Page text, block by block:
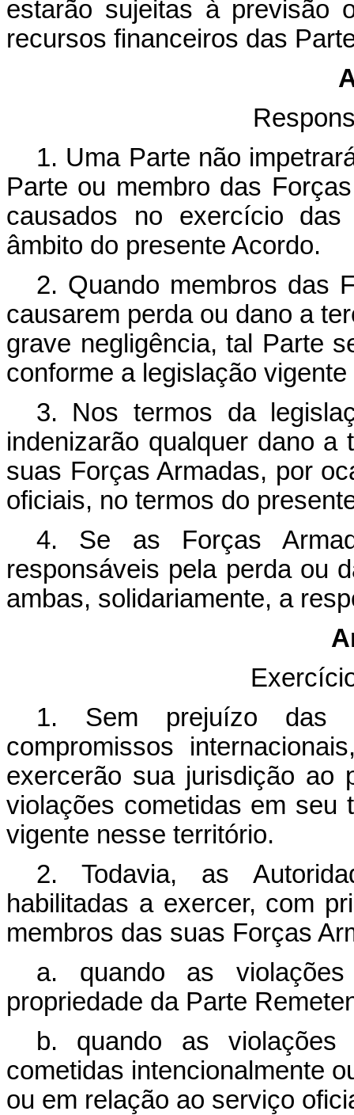
estarão sujeitas à previsão
recursos financeiros das
1. Uma Parte não
Parte ou membro das
causados no exercício
âmbito do presente Acordo.
2. Quando membros das
causarem perda ou dano a
grave negligência, tal Parte
conforme a legislação
3. Nos termos da
indenizarão qualquer dano
suas Forças Armadas, por
oficiais, no termos do
4. Se as Forças
responsáveis pela perda ou
ambas, solidariamente, a
1. Sem prejuízo das
compromissos
exercerão sua jurisdição ao
violações cometidas em seu
vigente nesse território.
2. Todavia, as
habilitadas a exercer, com
membros das suas Forças
a. quando as
propriedade da Parte
b. quando as
cometidas intencionalmente
ou em relação ao serviço